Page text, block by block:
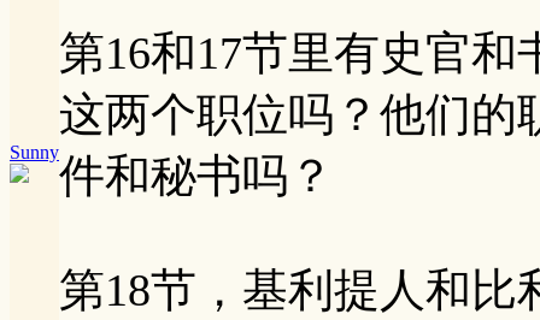
Sunny
第16和17节里有史官
这两个职位吗？他们的
件和秘书吗？
第18节，基利提人和